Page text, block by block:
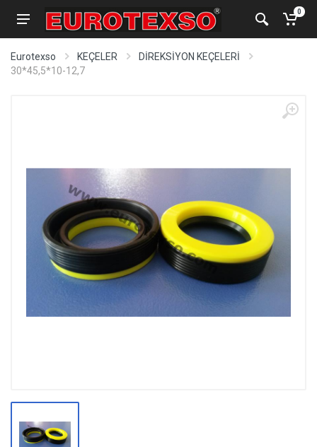
0
Eurotexso KEÇELER
DİREKSİYON KEÇELERİ
30*45,5*10-12,7